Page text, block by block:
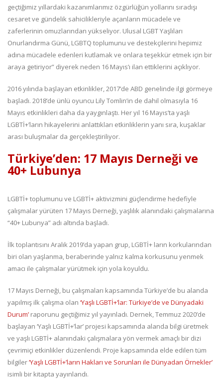
geçtiğimiz yıllardaki kazanımlarımız özgürlüğün yollarını sıradışı
cesaret ve gündelik sahicilikleriyle açanların mücadele ve
zaferlerinin omuzlarından yükseliyor. Ulusal LGBT Yaşlıları
Onurlandırma Günü, LGBTQ toplumunu ve destekçilerini hepimiz
adına mücadele edenleri kutlamak ve onlara teşekkür etmek için bir
araya getiriyor” diyerek neden 16 Mayıs’ı ilan ettiklerini açıklıyor.
2016 yılında başlayan etkinlikler, 2017’de ABD genelinde ilgi görmeye
başladı. 2018’de ünlü oyuncu Lily Tomlin’in de dahil olmasıyla 16
Mayıs etkinlikleri daha da yaygınlaştı. Her yıl 16 Mayıs’ta yaşlı
LGBTİ+’ların hikayelerini anlattıkları etkinliklerin yanı sıra, kuşaklar
arası buluşmalar da gerçekleştiriliyor.
Türkiye’den: 17 Mayıs Derneği ve
40+ Lubunya
LGBTİ+ toplumunu ve LGBTİ+ aktivizmini güçlendirme hedefiyle
çalışmalar yürüten 17 Mayıs Derneği, yaşlılık alanındaki çalışmalarına
“40+ Lubunya” adı altında başladı.
İlk toplantısını Aralık 2019’da yapan grup, LGBTİ+ ların korkularından
biri olan yaşlanma, beraberinde yalnız kalma korkusunu yenmek
amacı ile çalışmalar yürütmek için yola koyuldu.
17 Mayıs Derneği, bu çalışmaları kapsamında Türkiye’de bu alanda
yapılmış ilk çalışma olan ‘Yaşlı LGBTİ+’lar: Türkiye’de ve Dünyadaki
Durum’ raporunu geçtiğimiz yıl yayınladı. Dernek, Temmuz 2020’de
başlayan ‘Yaşlı LGBTİ+’lar’ projesi kapsamında alanda bilgi üretmek
ve yaşlı LGBTİ+ alanındaki çalışmalara yön vermek amaçlı bir dizi
çevrimiçi etkinlikler düzenlendi. Proje kapsamında elde edilen tüm
bilgiler‘Yaşlı LGBTİ+’ların Hakları ve Sorunları ile Dünyadan Örnekler’
isimli bir kitapta yayınlandı.